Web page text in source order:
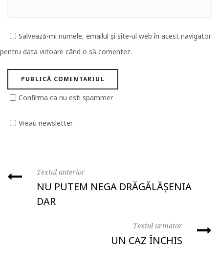
Salvează-mi numele, emailul și site-ul web în acest navigator
pentru data viitoare când o să comentez.
Confirma ca nu esti spammer
Vreau newsletter
Textul anterior
NU PUTEM NEGA DRĂGĂLĂȘENIA
DAR
Textul urmator
UN CAZ ÎNCHIS